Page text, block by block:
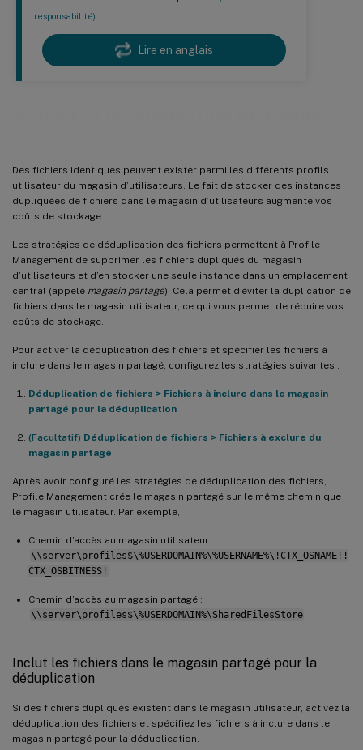
responsabilité)
Lire en anglais
Des fichiers identiques peuvent exister parmi les différents profils
utilisateur du magasin d’utilisateurs. Le fait de stocker des instances
dupliquées de fichiers dans le magasin d’utilisateurs augmente vos
coûts de stockage.
Les stratégies de déduplication des fichiers permettent à Profile
Management de supprimer les fichiers dupliqués du magasin
d’utilisateurs et d’en stocker une seule instance dans un emplacement
central (appelé magasin partagé). Cela permet d’éviter la duplication de
fichiers dans le magasin utilisateur, ce qui vous permet de réduire vos
coûts de stockage.
Pour activer la déduplication des fichiers et spécifier les fichiers à
inclure dans le magasin partagé, configurez les stratégies suivantes :
Déduplication de fichiers > Fichiers à inclure dans le magasin
partagé pour la déduplication
(Facultatif) Déduplication de fichiers > Fichiers à exclure du
magasin partagé
Après avoir configuré les stratégies de déduplication des fichiers,
Profile Management crée le magasin partagé sur le même chemin que
le magasin utilisateur. Par exemple,
Chemin d’accès au magasin utilisateur :
\\server\profiles$\%USERDOMAIN%\%USERNAME%\!CTX_OSNAME!!
CTX_OSBITNESS!
Chemin d’accès au magasin partagé :
\\server\profiles$\%USERDOMAIN%\SharedFilesStore
Inclut les fichiers dans le magasin partagé pour la
déduplication
Si des fichiers dupliqués existent dans le magasin utilisateur, activez la
déduplication des fichiers et spécifiez les fichiers à inclure dans le
magasin partagé pour la déduplication.